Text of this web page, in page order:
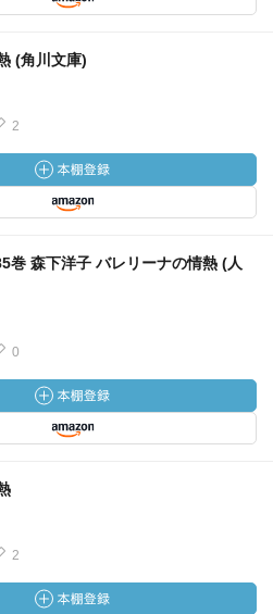
(角川文庫)
2
巻 森下洋子 バレリーナの情熱 (人
0
2